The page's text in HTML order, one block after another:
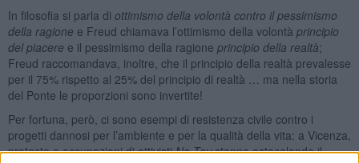
In filosofia si parla di ottimismo della volontà contro il pessimismo
della ragione e Freud chiamava l’ottimismo della volontà principio
del piacere e il pessimismo della ragione principio della realtà;
Freud raccomandava, inoltre, che il principio della realtà prevalesse
per il 75% rispetto al 25% del principio di realtà … ma nella storia
del Ponte le proporzioni sono invertite!
Per fortuna, però, ci sono esempi di resistenza civile contro i
progetti dannosi per l’ambiente e per la qualità della vita: a Vicenza,
proteste e occupazioni di attivistiNo Tavstanno ostacolando il